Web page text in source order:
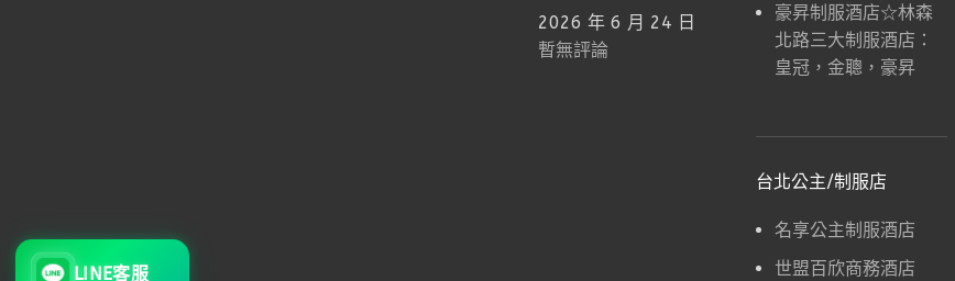
2026 年 6 月 24 日
暫無評論
豪昇制服酒店☆林森
北路三大制服酒店：
皇冠，金聰，豪昇
台北公主/制服店
名享公主制服酒店
世盟百欣商務酒店
LINE客服